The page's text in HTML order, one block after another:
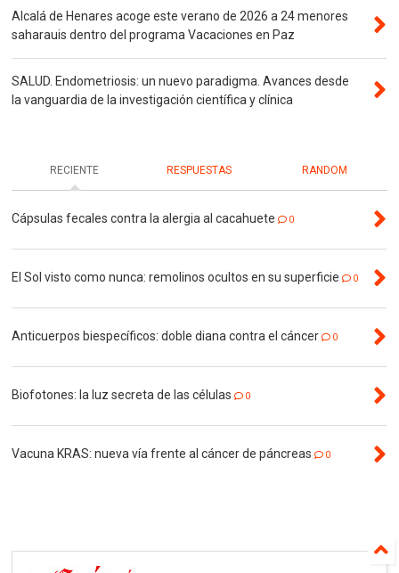
Alcalá de Henares acoge este verano de 2026 a 24 menores
saharauis dentro del programa Vacaciones en Paz
SALUD. Endometriosis: un nuevo paradigma. Avances desde
la vanguardia de la investigación científica y clínica
RECIENTE RESPUESTAS RANDOM
Cápsulas fecales contra la alergia al cacahuete 0
El Sol visto como nunca: remolinos ocultos en su superficie 0
Anticuerpos biespecíficos: doble diana contra el cáncer 0
Biofotones: la luz secreta de las células 0
Vacuna KRAS: nueva vía frente al cáncer de páncreas 0